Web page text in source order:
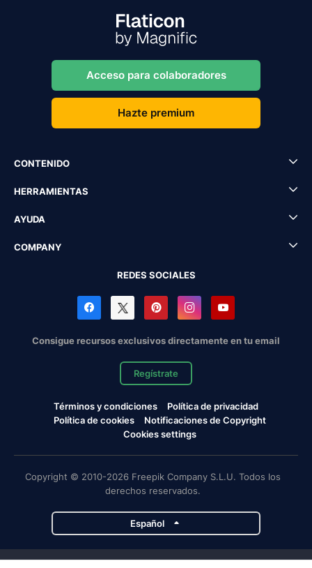
Acceso para colaboradores
Hazte premium
CONTENIDO
HERRAMIENTAS
AYUDA
COMPANY
REDES SOCIALES
Consigue recursos exclusivos directamente en tu email
Regístrate
Términos y condiciones
Política de privacidad
Política de cookies
Notificaciones de Copyright
Cookies settings
Copyright © 2010-2026 Freepik Company S.L.U. Todos los
derechos reservados.
Español